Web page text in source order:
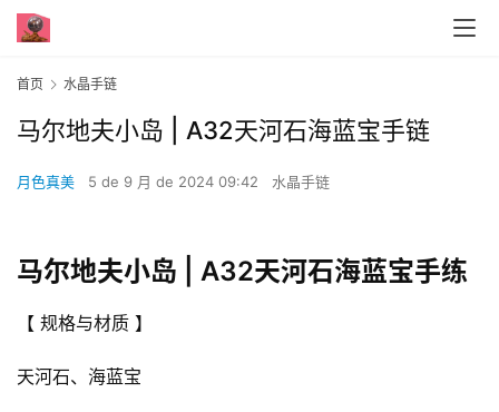
首页 水晶手链
马尔地夫小岛 | A32天河石海蓝宝手链
月色真美 5 de 9 月 de 2024 09:42 水晶手链
马尔地夫小岛 | A32天河石海蓝宝手练
【 规格与材质 】
天河石、海蓝宝